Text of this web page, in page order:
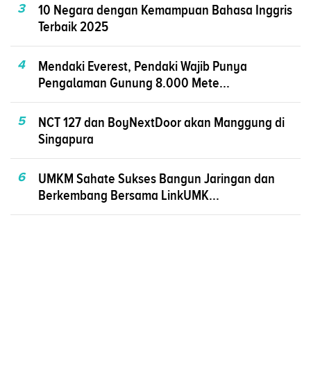
3
10 Negara dengan Kemampuan Bahasa Inggris
Terbaik 2025
4
Mendaki Everest, Pendaki Wajib Punya
Pengalaman Gunung 8.000 Mete...
5
NCT 127 dan BoyNextDoor akan Manggung di
Singapura
6
UMKM Sahate Sukses Bangun Jaringan dan
Berkembang Bersama LinkUMK...